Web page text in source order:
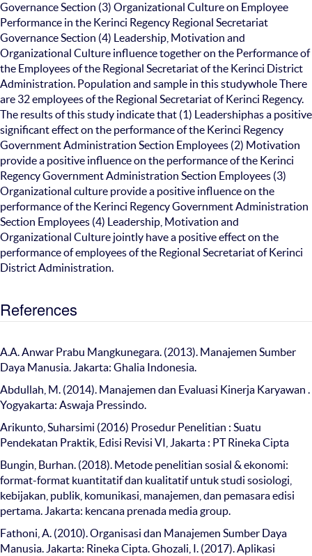
Governance Section (3) Organizational Culture on Employee
Performance in the Kerinci Regency Regional Secretariat
Governance Section (4) Leadership, Motivation and
Organizational Culture influence together on the Performance of
the Employees of the Regional Secretariat of the Kerinci District
Administration. Population and sample in this studywhole There
are 32 employees of the Regional Secretariat of Kerinci Regency.
The results of this study indicate that (1) Leadershiphas a positive
significant effect on the performance of the Kerinci Regency
Government Administration Section Employees (2) Motivation
provide a positive influence on the performance of the Kerinci
Regency Government Administration Section Employees (3)
Organizational culture provide a positive influence on the
performance of the Kerinci Regency Government Administration
Section Employees (4) Leadership, Motivation and
Organizational Culture jointly have a positive effect on the
performance of employees of the Regional Secretariat of Kerinci
District Administration.
References
A.A. Anwar Prabu Mangkunegara. (2013). Manajemen Sumber
Daya Manusia. Jakarta: Ghalia Indonesia.
Abdullah, M. (2014). Manajemen dan Evaluasi Kinerja Karyawan .
Yogyakarta: Aswaja Pressindo.
Arikunto, Suharsimi (2016) Prosedur Penelitian : Suatu
Pendekatan Praktik, Edisi Revisi VI, Jakarta : PT Rineka Cipta
Bungin, Burhan. (2018). Metode penelitian sosial & ekonomi:
format-format kuantitatif dan kualitatif untuk studi sosiologi,
kebijakan, publik, komunikasi, manajemen, dan pemasara edisi
pertama. Jakarta: kencana prenada media group.
Fathoni, A. (2010). Organisasi dan Manajemen Sumber Daya
Manusia. Jakarta: Rineka Cipta. Ghozali, I. (2017). Aplikasi